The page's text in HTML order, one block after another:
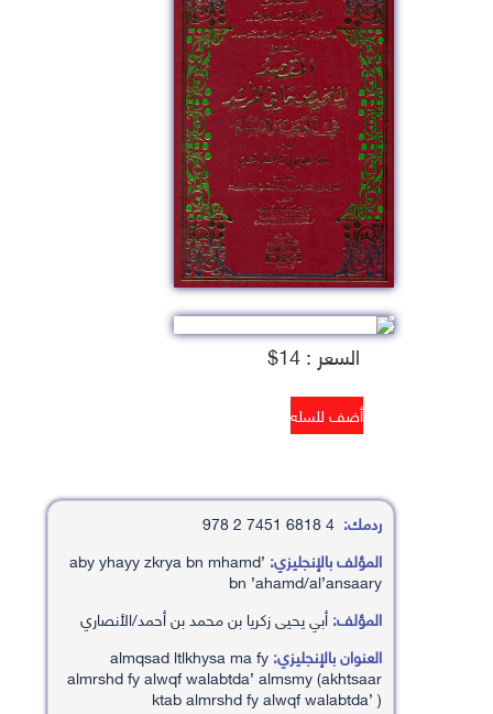
السعر : 14$
ردمك:
المؤلف بالإنجليزي: ’aby yhayy zkrya bn mhamd
bn ’ahamd/al’ansaary
المؤلف:أبي يحيى زكريا بن محمد بن أحمد/الأنصاري
العنوان بالإنجليزي:almqsad ltlkhysa ma fy
almrshd fy alwqf walabtda’ almsmy (akhtsaar
ktab almrshd fy alwqf walabtda’ )